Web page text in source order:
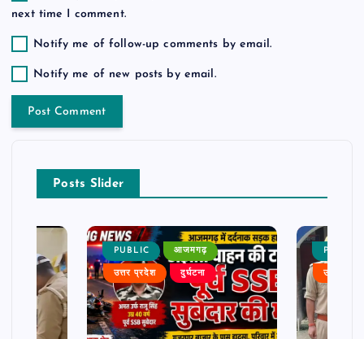
next time I comment.
Notify me of follow-up comments by email.
Notify me of new posts by email.
Posts Slider
PUBLIC आजमगढ़
उत्तर प्रदेश दुर्घटना
PUBLIC
उत्तर